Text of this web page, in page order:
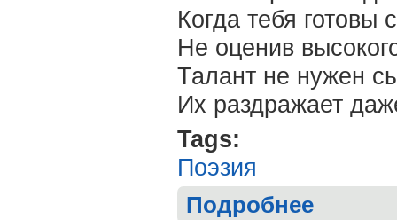
Когда тебя готовы
Не оценив
Талант не нужен
Их раздражает
Tags:
Поэзия
Подробнее